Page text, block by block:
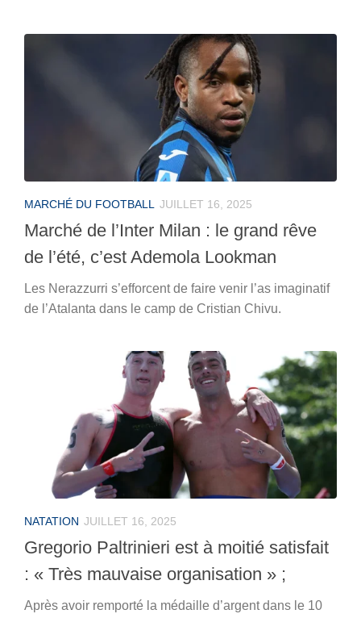
MARCHÉ DU FOOTBALL JUILLET 16, 2025
Marché de l’Inter Milan : le grand rêve
de l’été, c’est Ademola Lookman
Les Nerazzurri s’efforcent de faire venir l’as imaginatif
de l’Atalanta dans le camp de Cristian Chivu.
NATATION JUILLET 16, 2025
Gregorio Paltrinieri est à moitié satisfait
: « Très mauvaise organisation » ;
Après avoir remporté la médaille d’argent dans le 10